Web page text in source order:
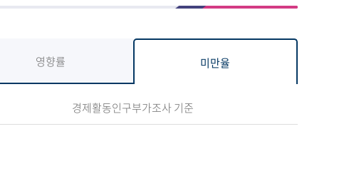
영향률 미만율
경제활동인구부가조사 기준